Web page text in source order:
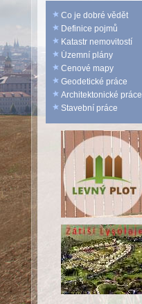
Co je dobré vědět
Definice pojmů
Katastr nemovitostí
Územní plány
Cenové mapy
Geodetické práce
Architektonické práce
Stavební práce